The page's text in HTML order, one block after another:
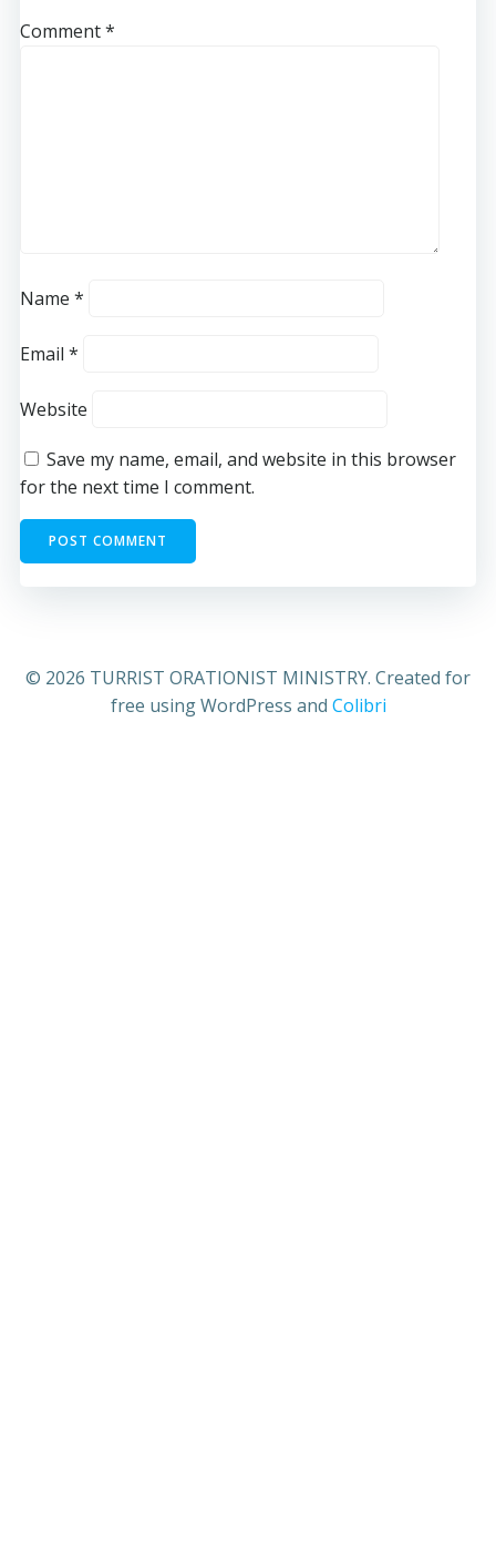
Comment*
Name *
Email *
Website
Save my name, email, and website in this browser
for the next time I comment.
© 2026 TURRIST ORATIONIST MINISTRY. Created for
free using WordPress and Colibri